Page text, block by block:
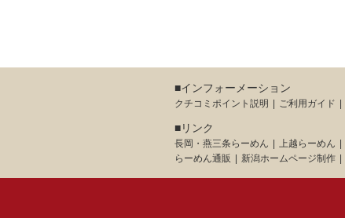
■インフォーメーション
クチコミポイント説明 ご利用ガイド
■リンク
長岡・燕三条らーめん 上越らーめん
らーめん通販
新潟ホームページ制作